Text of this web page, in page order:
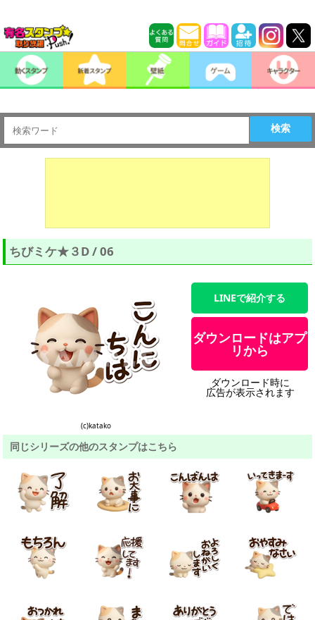
検索
ちびミケ★３D / 06
(c)katako
LINEで紹介する
ダウンロードはアプ
リから
ダウンロード時に
広告が表示されます
同じシリーズの他のスタンプはこちら